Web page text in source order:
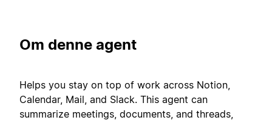
Om denne agent
Helps you stay on top of work across Notion,
Calendar, Mail, and Slack. This agent can
summarize meetings, documents, and threads,